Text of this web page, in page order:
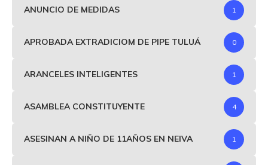
ANUNCIO DE MEDIDAS 1
APROBADA EXTRADICIOM DE PIPE TULUÁ 0
ARANCELES INTELIGENTES 1
ASAMBLEA CONSTITUYENTE 4
ASESINAN A NIÑO DE 11AÑOS EN NEIVA 1